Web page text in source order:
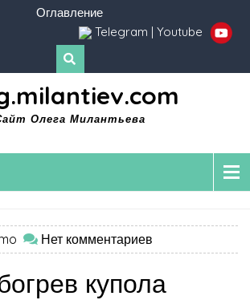
Оглавление
Telegram | Youtube
Олега Милантьева
Нет комментариев
купола